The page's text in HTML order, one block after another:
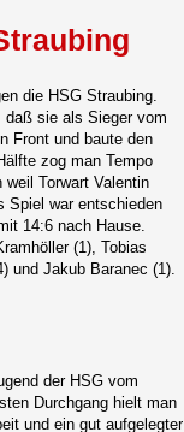
die HSG Straubing.
daß sie als Sieger vom
Front und baute den
zog man Tempo
Torwart Valentin
Spiel war entschieden
14:6 nach Hause.
(1), Tobias
und Jakub Baranec (1).
der HSG vom
Durchgang hielt man
und ein gut aufgelegter